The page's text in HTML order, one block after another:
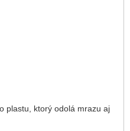
plastu, ktorý odolá mrazu aj